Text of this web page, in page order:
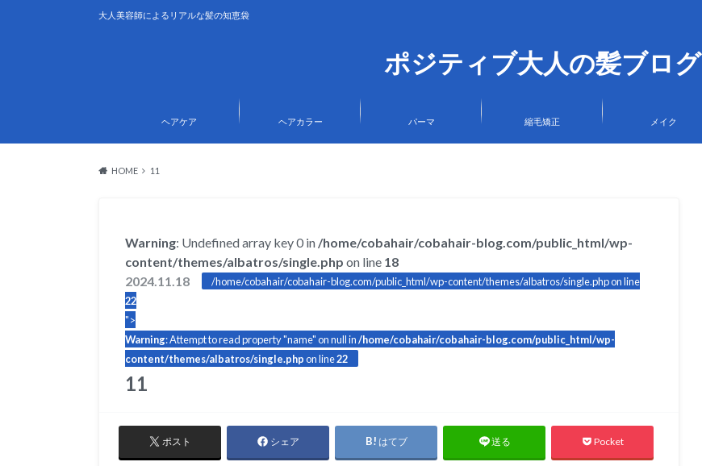
ポジティブ大人の髪ブログ
大人美容師によるリアルな髪の知恵袋
ヘアケア ヘアカラー パーマ 縮毛矯正 メイク
HOME 11
Warning: Undefined array key 0 in /home/cobahair/cobahair-blog.com/public_html/wp-
content/themes/albatros/single.php on line 18
2024.11.18
/home/cobahair/cobahair-blog.com/public_html/wp-content/themes/albatros/single.php on line
22
">
Warning: Attempt to read property "name" on null in/home/cobahair/cobahair-blog.com/public_html/wp-
content/themes/albatros/single.phpon line22
11
ポスト シェア はてブ 送る Pocket